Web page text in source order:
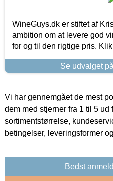
WineGuys.dk er stiftet af
ambition om at levere god
for og til den rigtige pris.
Se udvalget
Vi har gennemgået de mest
dem med stjerner fra 1 til 5 ud
sortimentstørrelse,
betingelser, leveringsformer
Bedst